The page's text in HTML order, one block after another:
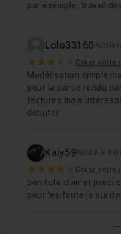
par exemple, travail
Lolo33160 Publié
3 Créer votre
Modélisation simple
pour la partie rendu
textures mais
débuter.
Kaly59Publié le
4 Créer votre
bon tuto clair et preci
pour les faute je sui